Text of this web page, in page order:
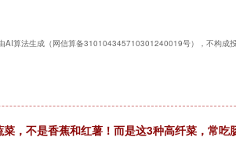
AI算法生成（网信算备310104345710301240019号），不构成投
，不是香蕉和红薯！而是这3种高纤菜，常吃